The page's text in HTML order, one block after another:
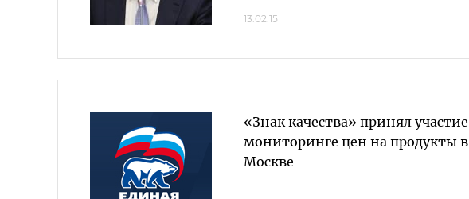
13.02.15
«Знак качества» принял
мониторинге цен на продукты в
Москве